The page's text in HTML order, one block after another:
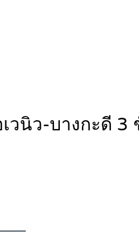
นิว-บางกะดี